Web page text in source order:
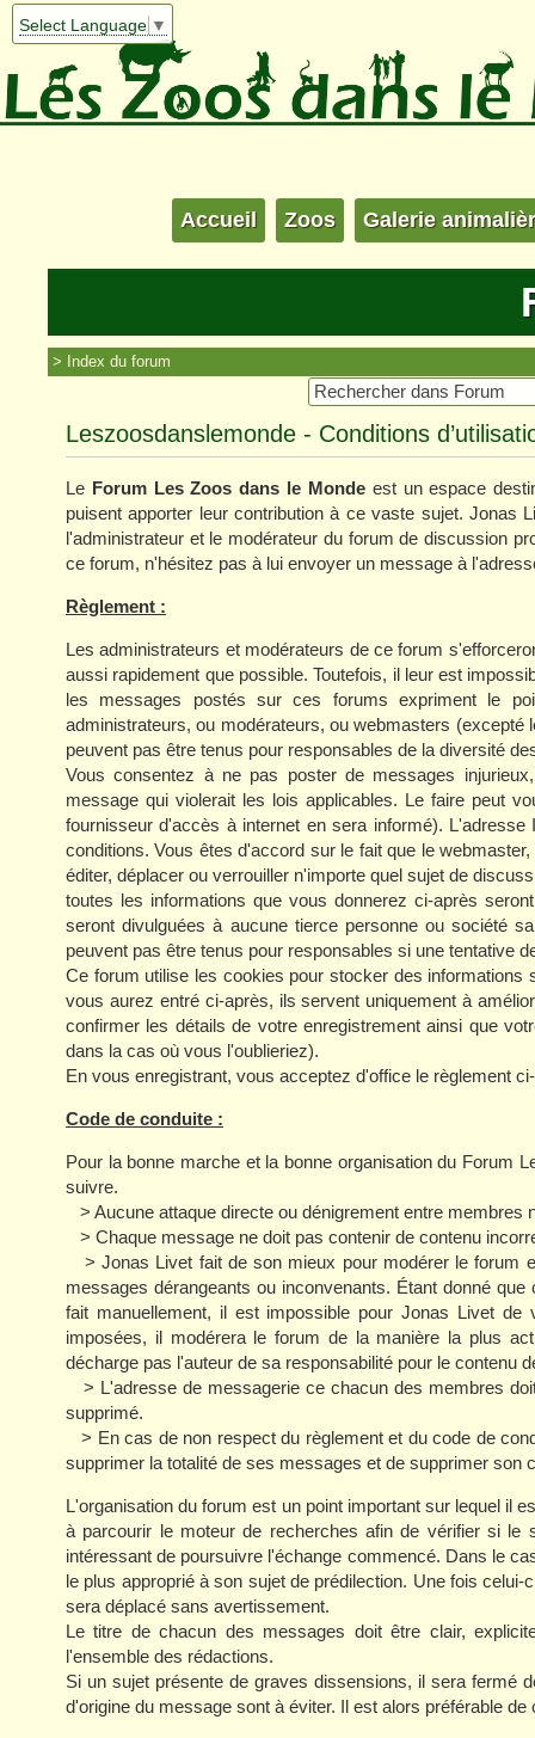
Select Language ▼
Accueil Zoos Galerie
Index du forum
Leszoosdanslemonde - Conditions
Le Forum Les Zoos dans le Mondeest un espace
puisent apporter leur contribution à ce vaste sujet. Jonas
l'administrateur et le modérateur du forum de discussion
ce forum, n'hésitez pas à lui envoyer un message à
Règlement :
Les administrateurs et modérateurs de ce forum
aussi rapidement que possible. Toutefois, il leur est
les messages postés sur ces forums expriment le
administrateurs, ou modérateurs, ou webmasters
peuvent pas être tenus pour responsables de la diversité
Vous consentez à ne pas poster de messages
message qui violerait les lois applicables. Le faire peut
fournisseur d'accès à internet en sera informé).
conditions. Vous êtes d'accord sur le fait que le
éditer, déplacer ou verrouiller n'importe quel sujet de
toutes les informations que vous donnerez ci-après
seront divulguées à aucune tierce personne ou société
peuvent pas être tenus pour responsables si une tentative
Ce forum utilise les cookies pour stocker des informations
vous aurez entré ci-après, ils servent uniquement à
confirmer les détails de votre enregistrement ainsi que
dans la cas où vous l'oublieriez).
En vous enregistrant, vous acceptez d'office le règlement
Code de conduite :
Pour la bonne marche et la bonne organisation du Forum
suivre.
> Aucune attaque directe ou dénigrement entre membres
> Chaque message ne doit pas contenir de contenu
> Jonas Livet fait de son mieux pour modérer le forum
messages dérangeants ou inconvenants. Étant donné
fait manuellement, il est impossible pour Jonas Livet
imposées, il modérera le forum de la manière la plus
décharge pas l'auteur de sa responsabilité pour le contenu
> L'adresse de messagerie ce chacun des membres
supprimé.
> En cas de non respect du règlement et du code de
supprimer la totalité de ses messages et de supprimer son
L'organisation du forum est un point important sur lequel il
à parcourir le moteur de recherches afin de vérifier si
intéressant de poursuivre l'échange commencé. Dans le
le plus approprié à son sujet de prédilection. Une fois
sera déplacé sans avertissement.
Le titre de chacun des messages doit être clair,
l'ensemble des rédactions.
Si un sujet présente de graves dissensions, il sera fermé
d'origine du message sont à éviter. Il est alors préférable